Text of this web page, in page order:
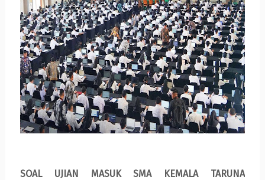
SOAL UJIAN MASUK SMA KEMALA TARUNA